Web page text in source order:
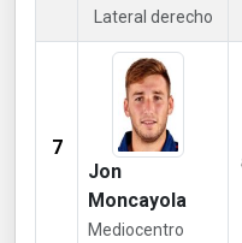
Lateral derecho
7
Jon
Moncayola
Mediocentro